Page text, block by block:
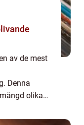
av de mest
Denna
olika
och